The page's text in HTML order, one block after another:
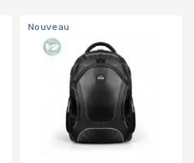
Nouveau